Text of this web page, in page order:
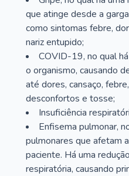
que atinge desde a
como sintomas febre,
nariz entupido;
COVID-19, no qual
o organismo, causando
até dores, cansaço,
desconfortos e tosse;
Insuficiência
Enfisema pulmonar,
pulmonares que afetam
paciente. Há uma
respiratória, causando